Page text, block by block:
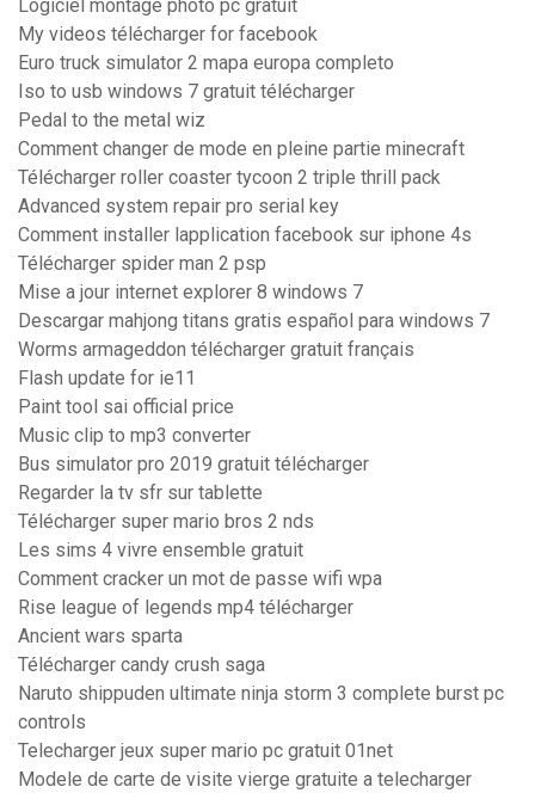
Logiciel montage photo pc gratuit
My videos télécharger for facebook
Euro truck simulator 2 mapa europa completo
Iso to usb windows 7 gratuit télécharger
Pedal to the metal wiz
Comment changer de mode en pleine partie minecraft
Télécharger roller coaster tycoon 2 triple thrill pack
Advanced system repair pro serial key
Comment installer lapplication facebook sur iphone 4s
Télécharger spider man 2 psp
Mise a jour internet explorer 8 windows 7
Descargar mahjong titans gratis español para windows 7
Worms armageddon télécharger gratuit français
Flash update for ie11
Paint tool sai official price
Music clip to mp3 converter
Bus simulator pro 2019 gratuit télécharger
Regarder la tv sfr sur tablette
Télécharger super mario bros 2 nds
Les sims 4 vivre ensemble gratuit
Comment cracker un mot de passe wifi wpa
Rise league of legends mp4 télécharger
Ancient wars sparta
Télécharger candy crush saga
Naruto shippuden ultimate ninja storm 3 complete burst pc
controls
Telecharger jeux super mario pc gratuit 01net
Modele de carte de visite vierge gratuite a telecharger